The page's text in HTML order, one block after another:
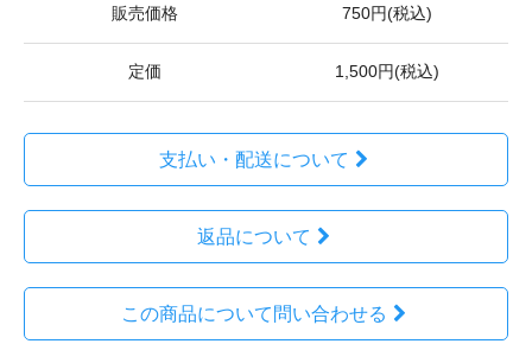
販売価格 750円(税込)
定価 1,500円(税込)
支払い・配送について
返品について
この商品について問い合わせる